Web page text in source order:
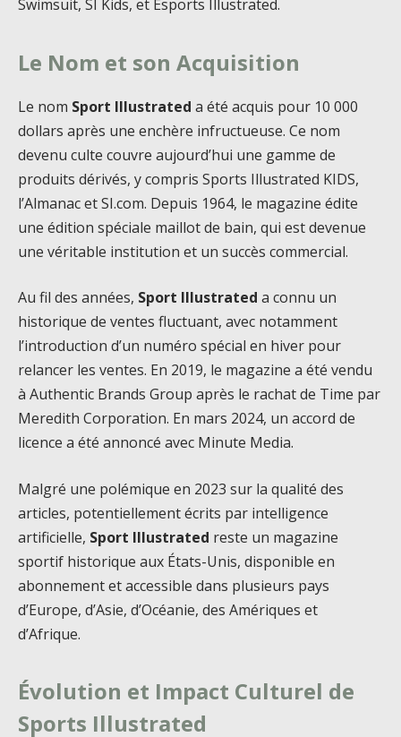
Swimsuit, SI Kids, et Esports Illustrated.
Le Nom et son Acquisition
Le nom Sport Illustrated a été acquis pour 10 000
dollars après une enchère infructueuse. Ce nom
devenu culte couvre aujourd’hui une gamme de
produits dérivés, y compris Sports Illustrated KIDS,
l’Almanac et SI.com. Depuis 1964, le magazine édite
une édition spéciale maillot de bain, qui est devenue
une véritable institution et un succès commercial.
Au fil des années, Sport Illustrated a connu un
historique de ventes fluctuant, avec notamment
l’introduction d’un numéro spécial en hiver pour
relancer les ventes. En 2019, le magazine a été vendu
à Authentic Brands Group après le rachat de Time par
Meredith Corporation. En mars 2024, un accord de
licence a été annoncé avec Minute Media.
Malgré une polémique en 2023 sur la qualité des
articles, potentiellement écrits par intelligence
artificielle, Sport Illustrated reste un magazine
sportif historique aux États-Unis, disponible en
abonnement et accessible dans plusieurs pays
d’Europe, d’Asie, d’Océanie, des Amériques et
d’Afrique.
Évolution et Impact Culturel de
Sports Illustrated